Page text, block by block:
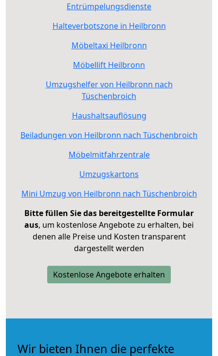
Entrümpelungsdienste
Halteverbotszone in Heilbronn
Möbeltaxi Heilbronn
Möbellift Heilbronn
Umzugshelfer von Heilbronn nach
Tüschenbroich
Haushaltsauflösung
Beiladungen von Heilbronn nach Tüschenbroich
Möbelmitfahrzentrale
Umzugskartons
Mini Umzug von Heilbronn nach Tüschenbroich
Bitte füllen Sie das bereitgestellte Formular
aus, um kostenlose Angebote zu erhalten, bei
denen alle Preise und Kosten transparent
dargestellt werden
Kostenlose Angebote erhalten
Wir bieten Ihnen die perfekte